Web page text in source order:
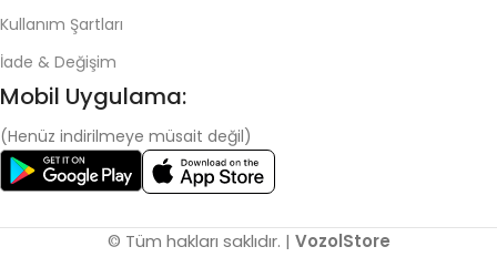
Kullanım Şartları
İade & Değişim
Mobil Uygulama:
(Henüz indirilmeye müsait değil)
© Tüm hakları saklıdır. | VozolStore